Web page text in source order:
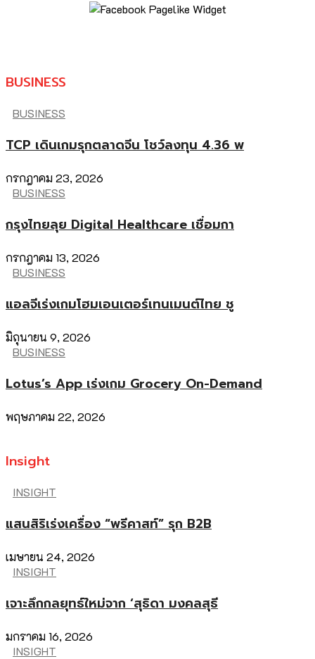
BUSINESS
BUSINESS
TCP เดินเกมรุกตลาดจีน โชว์ลงทุน 4.36 พ
กรกฎาคม 23, 2026
BUSINESS
กรุงไทยลุย Digital Healthcare เชื่อมกา
กรกฎาคม 13, 2026
BUSINESS
แอลจีเร่งเกมโฮมเอนเตอร์เทนเมนต์ไทย ชู
มิถุนายน 9, 2026
BUSINESS
Lotus’s App เร่งเกม Grocery On-Demand
พฤษภาคม 22, 2026
Insight
INSIGHT
แสนสิริเร่งเครื่อง “พรีคาสท์” รุก B2B
เมษายน 24, 2026
INSIGHT
เจาะลึกกลยุทธ์ใหม่จาก ‘สุธิดา มงคลสุธี
มกราคม 16, 2026
INSIGHT